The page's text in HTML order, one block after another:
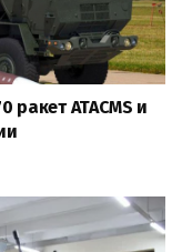
ATACMS и